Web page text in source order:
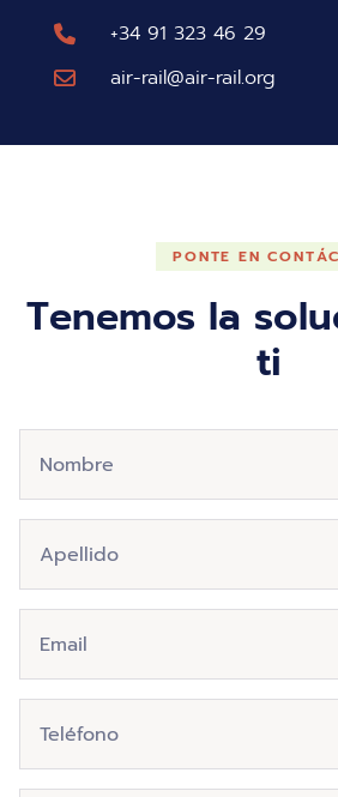
+34 91 323 46 29
air-rail@air-rail.org
PONTE EN
Tenemos la
ti